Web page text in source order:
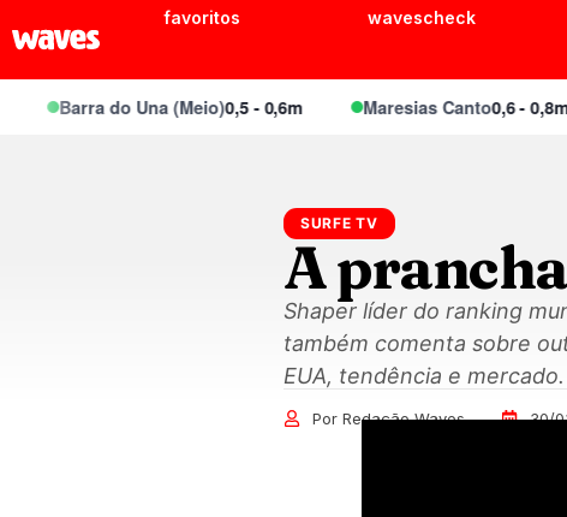
favoritos wavescheck
Barra do Una (Meio)0,5 - 0,6m Maresias Canto0,6 - 0,8m
SURFE TV
A
Shaper líder do ranking
também comenta sobre
EUA, tendência e mercado.
Por Redação Waves 30/